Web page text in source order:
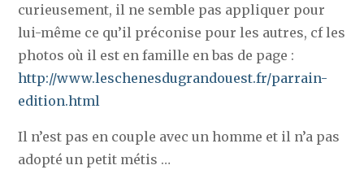
curieusement, il ne semble pas appliquer pour
lui-même ce qu’il préconise pour les autres, cf les
photos où il est en famille en bas de page :
http://www.leschenesdugrandouest.fr/parrain-
edition.html
Il n’est pas en couple avec un homme et il n’a pas
adopté un petit métis …